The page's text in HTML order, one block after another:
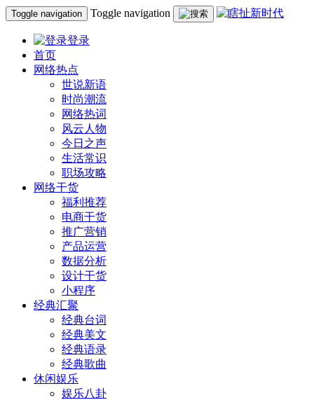
Toggle navigation Toggle navigation
登录
首页
网络热点
世说新语
时尚潮流
网络热词
风云人物
今日之声
生活常识
职场攻略
网络干货
福利推荐
电商干货
推广营销
产品运营
数据分析
设计干货
小程序
经典汇聚
经典台词
经典美文
经典语录
经典歌曲
休闲娱乐
娱乐八卦